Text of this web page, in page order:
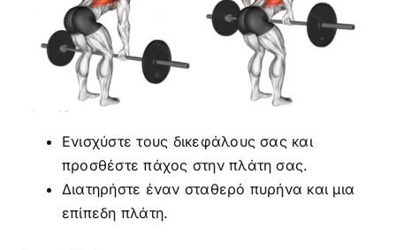
Ενισχύστε τους δικεφάλους σας και
προσθέστε πάχος στην πλάτη σας.
Διατηρήστε έναν σταθερό πυρήνα και μια
επίπεδη πλάτη.